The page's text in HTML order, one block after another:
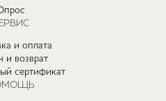
и оплата
и возврат
сертификат